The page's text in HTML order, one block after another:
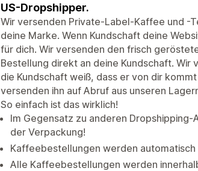
US-Dropshipper.
Wir versenden Private-Label-Kaffee und -
deine Marke. Wenn Kundschaft deine
für dich. Wir versenden den frisch
Bestellung direkt an deine Kundschaft.
die Kundschaft weiß, dass er von dir
versenden ihn auf Abruf aus unseren
So einfach ist das wirklich!
Im Gegensatz zu anderen
der Verpackung!
Kaffeebestellungen werden automatisch
Alle Kaffeebestellungen werden